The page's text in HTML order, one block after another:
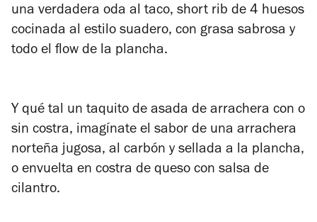
una verdadera oda al taco, short rib de 4 huesos
cocinada al estilo suadero, con grasa sabrosa y
todo el flow de la plancha.
Y qué tal un taquito de asada de arrachera con o
sin costra, imagínate el sabor de una arrachera
norteña jugosa, al carbón y sellada a la plancha,
o envuelta en costra de queso con salsa de
cilantro.